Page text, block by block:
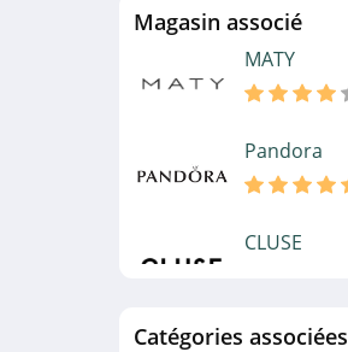
Magasin associé
MATY
Pandora
CLUSE
JewelCandle
Catégories associées